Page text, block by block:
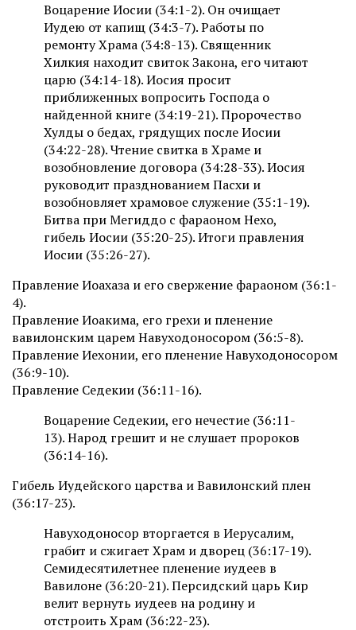
Воцарение Иосии (34:1-2). Он очищает
Иудею от капищ (34:3-7). Работы по
ремонту Храма (34:8-13). Священник
Хилкия находит свиток Закона, его читают
царю (34:14-18). Иосия просит
приближенных вопросить Господа о
найденной книге (34:19-21). Пророчество
Хулды о бедах, грядущих после Иосии
(34:22-28). Чтение свитка в Храме и
возобновление договора (34:28-33). Иосия
руководит празднованием Пасхи и
возобновляет храмовое служение (35:1-19).
Битва при Мегиддо с фараоном Нехо,
гибель Иосии (35:20-25). Итоги правления
Иосии (35:26-27).
Правление Иоахаза и его свержение фараоном (36:1-
4).
Правление Иоакима, его грехи и пленение
вавилонским царем Навуходоносором (36:5-8).
Правление Иехонии, его пленение Навуходоносором
(36:9-10).
Правление Седекии (36:11-16).
Воцарение Седекии, его нечестие (36:11-
13). Народ грешит и не слушает пророков
(36:14-16).
Гибель Иудейского царства и Вавилонский плен
(36:17-23).
Навуходоносор вторгается в Иерусалим,
грабит и сжигает Храм и дворец (36:17-19).
Семидесятилетнее пленение иудеев в
Вавилоне (36:20-21). Персидский царь Кир
велит вернуть иудеев на родину и
отстроить Храм (36:22-23).